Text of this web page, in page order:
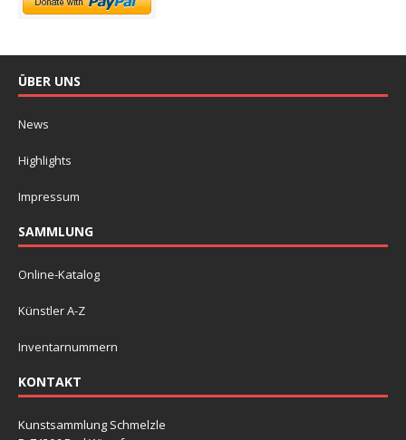
ÜBER UNS
News
Highlights
Impressum
SAMMLUNG
Online-Katalog
Künstler A-Z
Inventarnummern
KONTAKT
Kunstsammlung Schmelzle